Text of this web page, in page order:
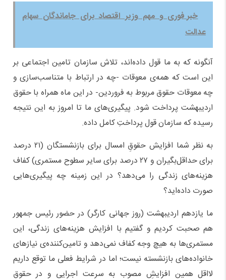
خبر فوری و مهم وزیر اقتصاد برای جاماندگان سهام
عدالت
آنگونه که به ما قول داده‌اند، تلاش سازمان تامین اجتماعی بر
این است که همه‌ی معوقات -چه در ارتباط با متناسب‌سازی و
چه معوقات حقوق مربوط به فروردین- در این ماه همراه با حقوق
اردیبهشت پرداخت شود. پیگیری‌های ما تا امروز به این نتیجه
رسیده که سازمان قول پرداختِ کامل داده.
به نظر شما افزایش حقوقِ امسال برای بازنشستگان (۲۱ درصد
برای حداقل‌بگیران و ۲۷ درصد برای سایر سطوح مستمری) کفاف
هزینه‌های زندگی را می‌دهد؟ در این زمینه چه پیگیری‌هایی
صورت داده‌اید؟
ما یازدهم اردیبهشت (روز جهانی کارگر) در حضور رئیس جمهور
هم صحبت کردیم و گفتیم با افزایش هزینه‌های زندگی، این
مستمری‌ها به هیچ وجه کفاف نمی‌دهد و تامین‌کننده‌ی نیاز‌های
خانواده‌های بازنشسته نیست؛ اما در شرایط فعلی ما توقع داریم
لااقل همین افزایشِ مصوب به سرعت اجرایی و در حقوق